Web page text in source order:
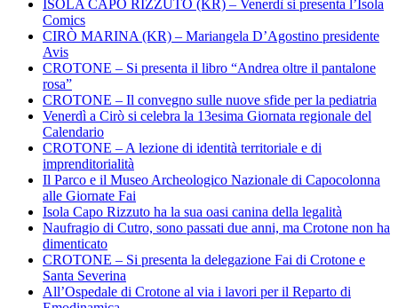
ISOLA CAPO RIZZUTO (KR) – Venerdì si presenta l’Isola
Comics
CIRÒ MARINA (KR) – Mariangela D’Agostino presidente
Avis
CROTONE – Si presenta il libro “Andrea oltre il pantalone
rosa”
CROTONE – Il convegno sulle nuove sfide per la pediatria
Venerdì a Cirò si celebra la 13esima Giornata regionale del
Calendario
CROTONE – A lezione di identità territoriale e di
imprenditorialità
Il Parco e il Museo Archeologico Nazionale di Capocolonna
alle Giornate Fai
Isola Capo Rizzuto ha la sua oasi canina della legalità
Naufragio di Cutro, sono passati due anni, ma Crotone non ha
dimenticato
CROTONE – Si presenta la delegazione Fai di Crotone e
Santa Severina
All’Ospedale di Crotone al via i lavori per il Reparto di